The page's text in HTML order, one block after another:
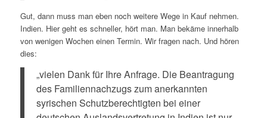
Gut, dann muss man eben noch weitere Wege in Kauf nehmen.
Indien. Hier geht es schneller, hört man. Man bekäme innerhalb
von wenigen Wochen einen Termin. Wir fragen nach. Und hören
dies:
„vielen Dank für Ihre Anfrage. Die Beantragung
des Familiennachzugs zum anerkannten
syrischen Schutzberechtigten bei einer